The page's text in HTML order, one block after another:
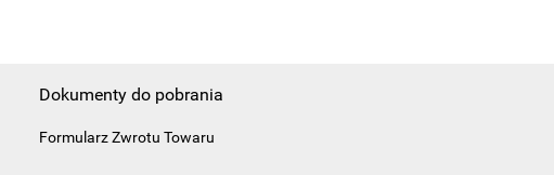
Dokumenty do pobrania
Formularz Zwrotu Towaru